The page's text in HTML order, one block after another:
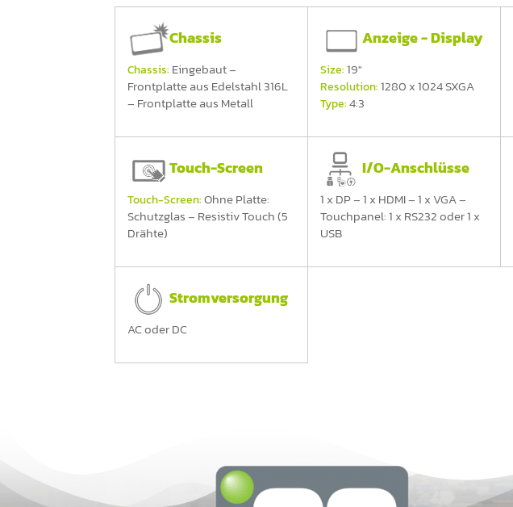
Chassis
Chassis: Eingebaut –
Frontplatte aus Edelstahl 316L
– Frontplatte aus Metall
Anzeige - Display
Size:19"
Resolution:1280 x 1024 SXGA
Type:4:3
Touch-Screen
Touch-Screen:Ohne Platte:
Schutzglas – Resistiv Touch (5
Drähte)
I/O-Anschlüsse
1 x DP – 1 x HDMI – 1 x VGA –
Touchpanel: 1 x RS232 oder 1 x
USB
Stromversorgung
AC oder DC